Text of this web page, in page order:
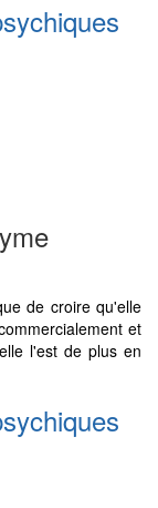
de croire qu'elle
et
l'est de plus en